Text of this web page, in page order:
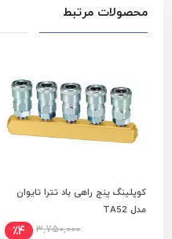
محصولات مرتبط
افزودن به سبد خرید
کوپلینگ پنج راهی باد تترا تایوان
مدل TA52
3,750,000 ٪4